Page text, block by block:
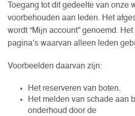
Toegang tot dit gedeelte van onze
voorbehouden aan leden. Het
wordt “Mijn account” genoemd.
pagina’s waarvan alleen leden
Voorbeelden daarvan zijn:
Het reserveren van boten.
Het melden van schade aan
onderhoud door de